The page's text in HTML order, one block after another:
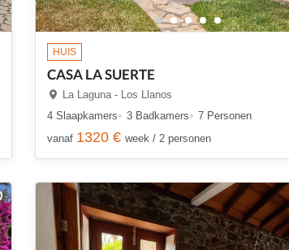
HUIS
CASA LA SUERTE
La Laguna - Los Llanos
4 Slaapkamers
3 Badkamers
7 Personen
vanaf 1320 € week / 2 personen